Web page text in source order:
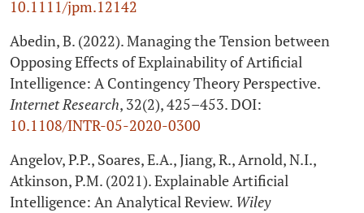
10.1111/jpm.12142
Abedin, B. (2022). Managing the Tension between
Opposing Effects of Explainability of Artificial
Intelligence: A Contingency Theory Perspective.
Internet Research, 32(2), 425–453. DOI:
10.1108/INTR‑05-2020-0300
Angelov, P.P., Soares, E.A., Jiang, R., Arnold, N.I.,
Atkinson, P.M. (2021). Explainable Artificial
Intelligence: An Analytical Review. Wiley